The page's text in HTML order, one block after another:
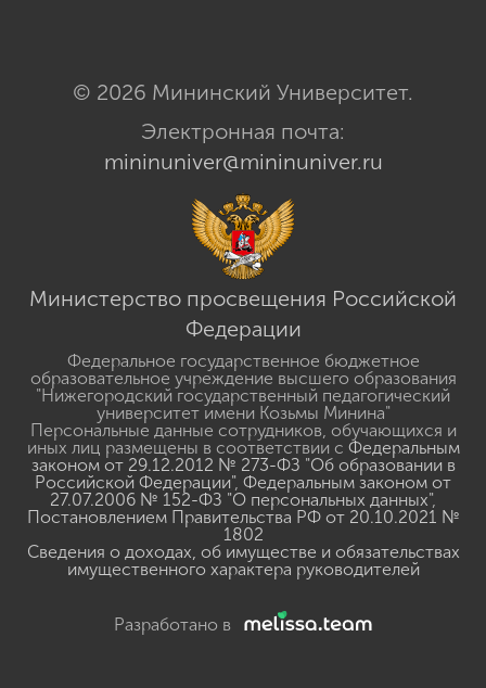
© 2026 Мининский Университет.
Электронная почта:
mininuniver@mininuniver.ru
Министерство просвещения Российской
Федерации
Федеральное государственное бюджетное
образовательное учреждение высшего образования
"Нижегородский государственный педагогический
университет имени Козьмы Минина"
Персональные данные сотрудников, обучающихся и
иных лиц размещены в соответствии с Федеральным
законом от 29.12.2012 № 273-ФЗ "Об образовании в
Российской Федерации", Федеральным законом от
27.07.2006 № 152-ФЗ "О персональных данных",
Постановлением Правительства РФ от 20.10.2021 №
1802
Сведения о доходах, об имуществе и обязательствах
имущественного характера руководителей
Разработано в